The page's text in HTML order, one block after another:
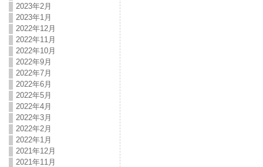
2023年2月
2023年1月
2022年12月
2022年11月
2022年10月
2022年9月
2022年7月
2022年6月
2022年5月
2022年4月
2022年3月
2022年2月
2022年1月
2021年12月
2021年11月